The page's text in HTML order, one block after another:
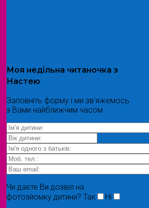
Моя недільна читаночка з
Настею
Заповніть форму і ми зв'яжемось
з Вами найближчим часом
Чи даєте Ви дозвіл на
фотозйомку дитини? Так Ні